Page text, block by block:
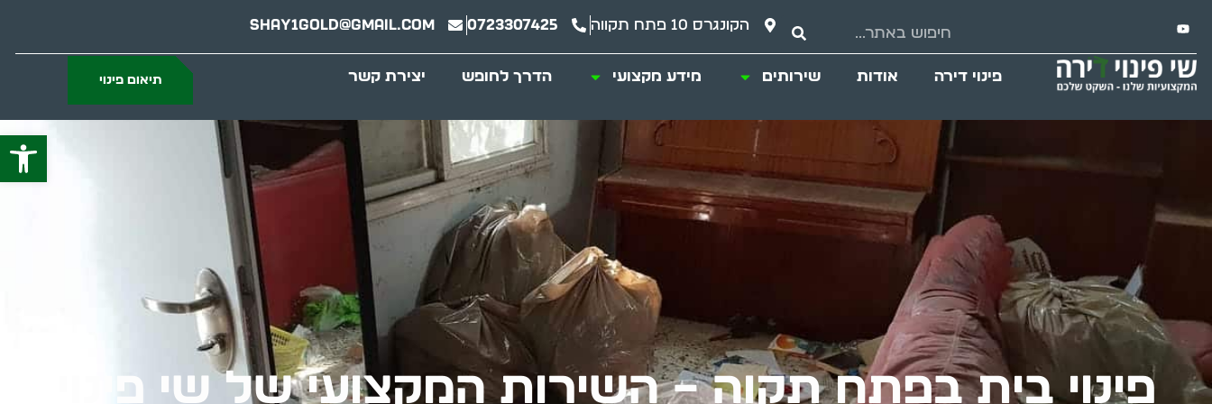
פתח
הקונגרס 10 פתח תקווה 0723307425
Shay1gold@gmail.com
פינוי דירה אודות שירותים מידע מקצועי הדרך לחופש יצירת קשר תיאום פינוי
פינוי בית בפתח תקוה – השירות המקצועי של שי פינוי